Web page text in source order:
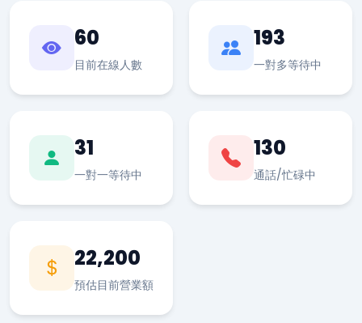
60
目前在線人數
193
一對多等待中
31
一對一等待中
130
通話/忙碌中
22,200
預估目前營業額